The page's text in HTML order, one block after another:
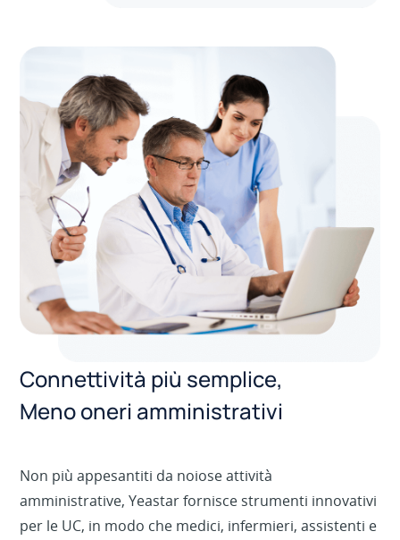
Connettività più semplice,
Meno oneri amministrativi
Non più appesantiti da noiose attività
amministrative, Yeastar fornisce strumenti innovativi
per le UC, in modo che medici, infermieri, assistenti e